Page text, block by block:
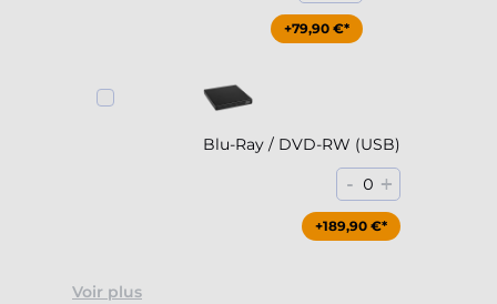
+79,90 €*
Blu-Ray / DVD-RW (USB)
- 0 +
+189,90 €*
Voir plus